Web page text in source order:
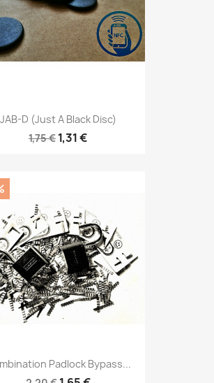
JAB-D (Just A Black Disc)
1,75 € 1,31 €
Padlock Bypass...